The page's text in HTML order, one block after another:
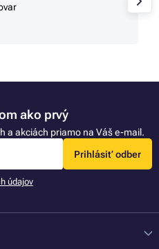
ako prvý
a akciách priamo na Váš e-mail.
Prihlásiť odber
údajov